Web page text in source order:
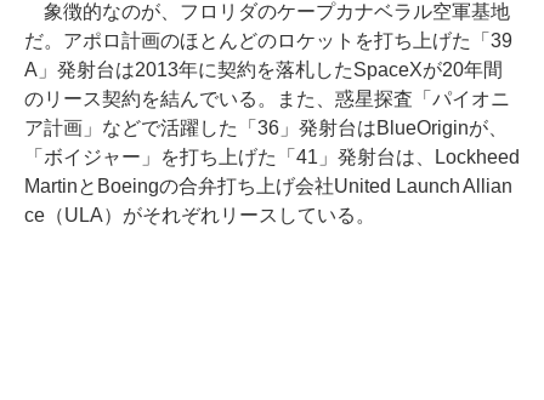
象徴的なのが、フロリダのケープカナベラル空軍基地
だ。アポロ計画のほとんどのロケットを打ち上げた「39
A」発射台は2013年に契約を落札したSpaceXが20年間
のリース契約を結んでいる。また、惑星探査「パイオニ
ア計画」などで活躍した「36」発射台はBlueOriginが、
「ボイジャー」を打ち上げた「41」発射台は、Lockheed
MartinとBoeingの合弁打ち上げ会社United Launch Allian
ce（ULA）がそれぞれリースしている。